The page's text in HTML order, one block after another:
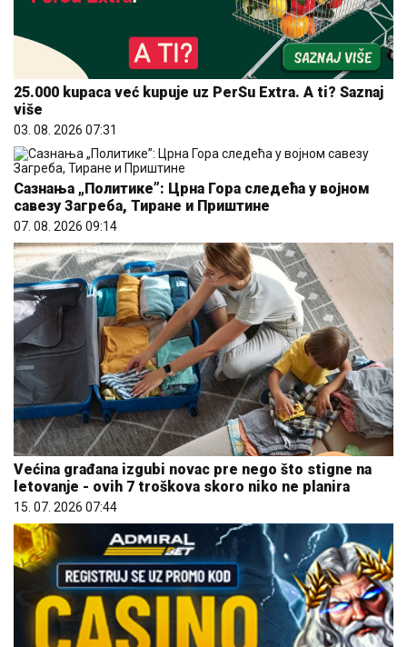
25.000 kupaca već kupuje uz PerSu Extra. A ti? Saznaj
više
03. 08. 2026 07:31
Сазнања „Политике”: Црна Гора следећа у војном
савезу Загреба, Тиране и Приштине
07. 08. 2026 09:14
Većina građana izgubi novac pre nego što stigne na
letovanje - ovih 7 troškova skoro niko ne planira
15. 07. 2026 07:44